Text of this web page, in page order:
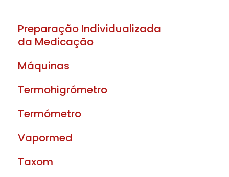
Preparação Individualizada
da Medicação
Máquinas
Termohigrómetro
Termómetro
Vapormed
Taxom